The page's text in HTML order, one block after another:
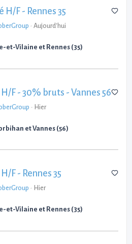
F - Rennes 35
- Aujourd'hui
et-Vilaine et Rennes (35)
F - 30% bruts - Vannes 56
- Hier
et Vannes (56)
F - Rennes 35
- Hier
et-Vilaine et Rennes (35)